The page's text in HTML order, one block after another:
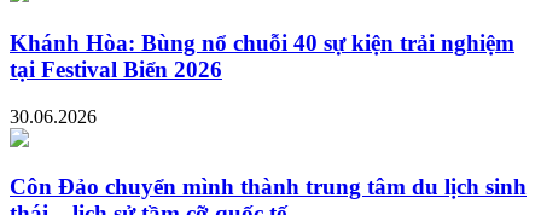
Khánh Hòa: Bùng nổ chuỗi 40 sự kiện trải nghiệm
tại Festival Biển 2026
30.06.2026
Côn Đảo chuyển mình thành trung tâm du lịch sinh